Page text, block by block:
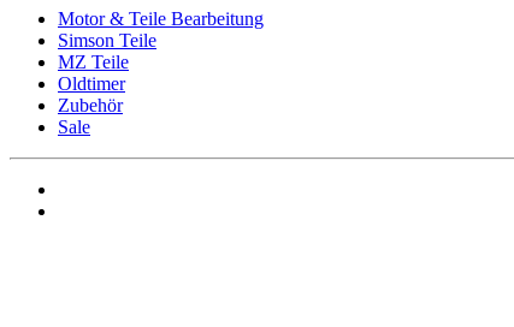
Motor & Teile Bearbeitung
Simson Teile
MZ Teile
Oldtimer
Zubehör
Sale